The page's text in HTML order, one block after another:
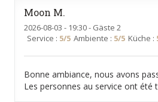
Moon M
2026-08-03 - 19:30 - Gäste 2
Service : 5/5 Ambiente : 5/5 Küche :
Bonne ambiance, nous avons
Les personnes au service ont été